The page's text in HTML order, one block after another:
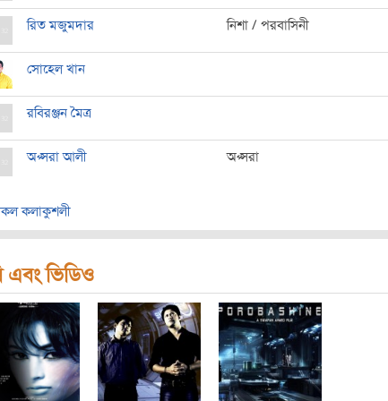
রিত মজুমদার নিশা / পরবাসিনী
সোহেল খান
রবিরঞ্জন মৈত্র
অপ্সরা আলী অপ্সরা
কলাকুশলী
এবং ভিডিও